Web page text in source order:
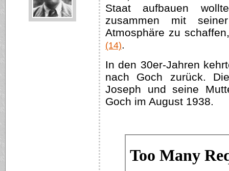
Staat aufbauen
zusammen mit
Atmosphäre zu
(14).
In den 30er-Jahren
nach Goch zurück.
Joseph und seine
Goch im August 1938.